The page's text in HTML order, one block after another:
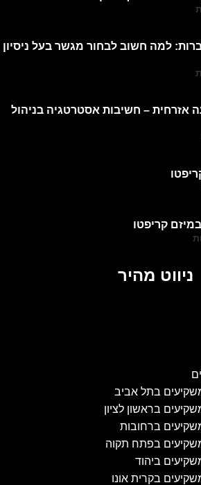
למה חשוב לבחור מגשר בעל ניסיון
אזרחית – חשיבות אסטרטגיה בניהול
קריפטו
ניווט מהיר
משקיעים בתל אביב
בראשון לציון
משקיעים ברחובות
משקיעים בפתח תקוה
ביהוד
בקרית אונו